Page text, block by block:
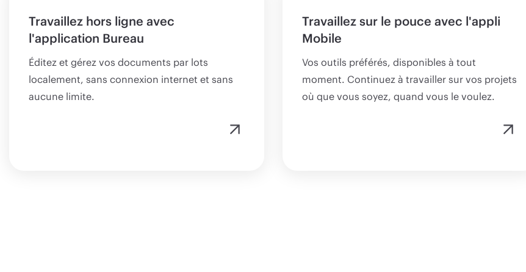
Travaillez hors ligne avec
l'application Bureau
Éditez et gérez vos documents par lots
localement, sans connexion internet et sans
aucune limite.
Travaillez sur le pouce avec l'appli
Mobile
Vos outils préférés, disponibles à tout
moment. Continuez à travailler sur vos projets
où que vous soyez, quand vous le voulez.